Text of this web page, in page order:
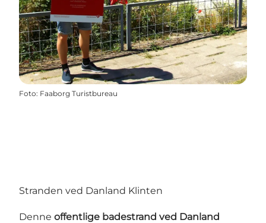
Foto: Faaborg Turistbureau
Stranden ved Danland Klinten
Denne offentlige badestrand ved Danland